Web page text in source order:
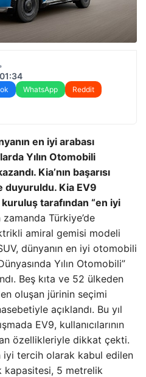
WhatsApp
Reddit
en iyi arabası
Yılın Otomobili
Kia’nın başarısı
duyuruldu. Kia EV9
tarafından “en iyi
zamanda Türkiye’de
amiral gemisi modeli
dünyanın en iyi otomobili
Yılın Otomobili”
Beş kıta ve 52 ülkeden
oluşan jürinin seçimi
açıklandı. Bu yıl
EV9, kullanıcılarının
özellikleriyle dikkat çekti.
iyi tercih olarak kabul edilen
kapasitesi, 5 metrelik